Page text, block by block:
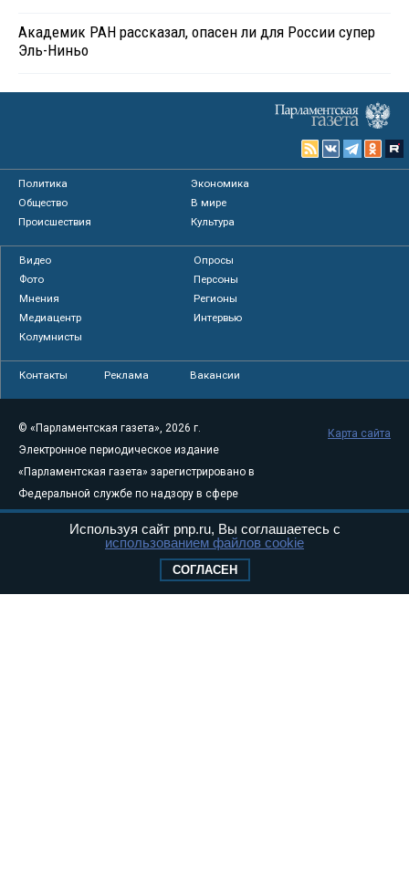
Академик РАН рассказал, опасен ли для России супер
Эль-Ниньо
Политика
Экономика
Общество
В мире
Происшествия
Культура
Видео
Опросы
Фото
Персоны
Мнения
Регионы
Медиацентр
Интервью
Колумнисты
Контакты Реклама Вакансии
© «Парламентская газета», 2026 г.
Электронное периодическое издание
«Парламентская газета» зарегистрировано в
Федеральной службе по надзору в сфере
связи, информационных технологий и
массовых коммуникаций (Роскомнадзор) 05
Свидетельство о регистрации Эл № ФС77-
Карта сайта
Используя сайт pnp.ru, Вы соглашаетесь с
использованием файлов cookie
СОГЛАСЕН